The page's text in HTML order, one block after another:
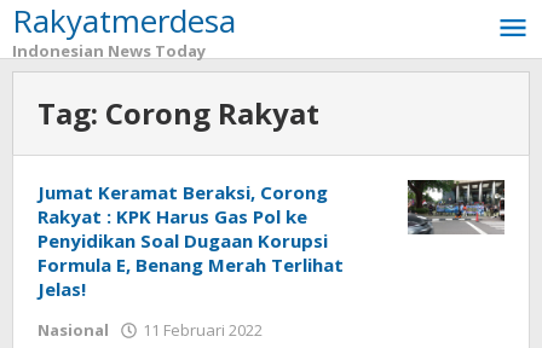
Lewati
ke
konten
Rakyatmerdesa
Indonesian News Today
Tag: Corong Rakyat
Jumat Keramat Beraksi, Corong
Rakyat : KPK Harus Gas Pol ke
Penyidikan Soal Dugaan Korupsi
Formula E, Benang Merah Terlihat
Jelas!
Nasional 11 Februari 2022